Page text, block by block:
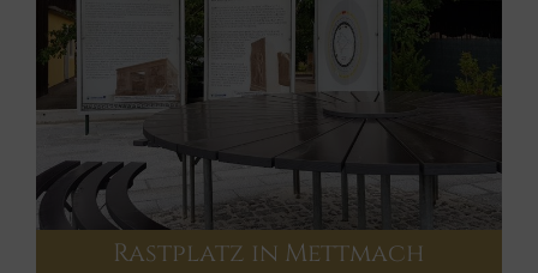
Rastplatz in Mettmach